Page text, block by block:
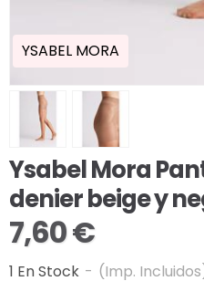
YSABEL MORA
Ysabel Mora
denier beige y
7,60 €
1 En Stock - (Imp.